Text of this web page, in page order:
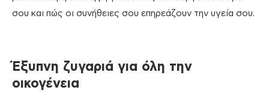
σου και πώς οι συνήθειες σου επηρεάζουν την υγεία σου.
Έξυπνη ζυγαριά για όλη την
οικογένεια